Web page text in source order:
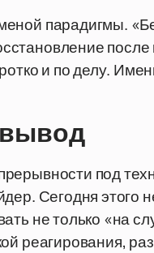
парадигмы.
после
и по делу.
под
Сегодня этого
не только «на
реагирования,